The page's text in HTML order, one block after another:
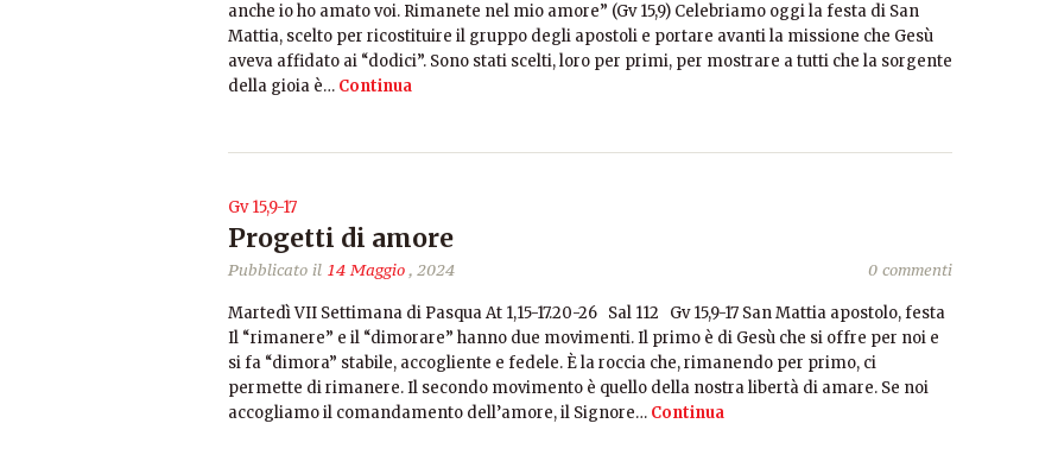
anche io ho amato voi. Rimanete nel mio amore” (Gv 15,9) Celebriamo oggi la festa di San
Mattia, scelto per ricostituire il gruppo degli apostoli e portare avanti la missione che Gesù
aveva affidato ai “dodici”. Sono stati scelti, loro per primi, per mostrare a tutti che la sorgente
della gioia è… Continua
Gv 15,9-17
Progetti di amore
Pubblicato il 14 Maggio, 2024 0 commenti
Martedì VII Settimana di Pasqua At 1,15-17.20-26 Sal 112 Gv 15,9-17 San Mattia apostolo, festa
Il “rimanere” e il “dimorare” hanno due movimenti. Il primo è di Gesù che si offre per noi e
si fa “dimora” stabile, accogliente e fedele. È la roccia che, rimanendo per primo, ci
permette di rimanere. Il secondo movimento è quello della nostra libertà di amare. Se noi
accogliamo il comandamento dell’amore, il Signore… Continua